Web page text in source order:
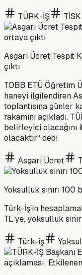
TÜRK-İŞ TİSK
Asgari Ücret Tespit
çıktı
TOBB ETÜ Öğretim
haneyi ilgilendiren
toplantısına günler
rakamını açıkladı.
belirleyici olacağını
olacaktır" dedi
Asgari Ücret
Yoksulluk sınırı 100
Türk-İş’in
TL’ye, yoksulluk
Türk-iş